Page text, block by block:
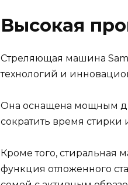
Высокая
Стреляющая машина
технологий и
Она оснащена мощным
сократить время
Кроме того, стиральная
функция отложенного